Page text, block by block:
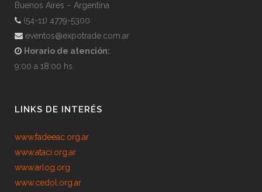
Buenos Aires – Argentina
(54-11) 4779-5300
eventos@expotrade.com.ar
Horario de atención:
9:00 a 18:00 hs.
LINKS DE INTERÉS
www.fadeeac.org.ar
www.ataci.org.ar
www.arlog.org
www.cedol.org.ar